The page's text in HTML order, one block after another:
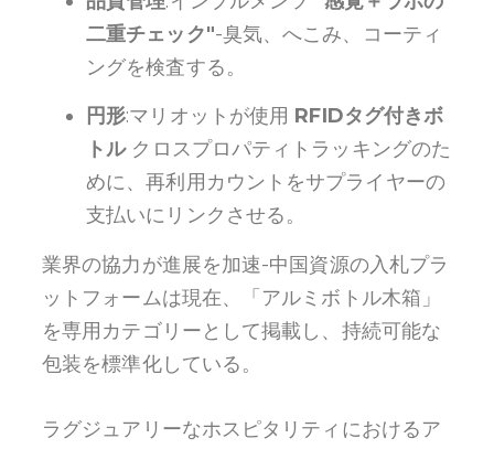
二重チェック"-臭気、へこみ、コーティ
ングを検査する。
円形:マリオットが使用 RFIDタグ付きボ
トルクロスプロパティトラッキングのた
めに、再利用カウントをサプライヤーの
支払いにリンクさせる。
業界の協力が進展を加速-中国資源の入札プラ
ットフォームは現在、「アルミボトル木箱」
を専用カテゴリーとして掲載し、持続可能な
包装を標準化している。
ラグジュアリーなホスピタリティにおけるア